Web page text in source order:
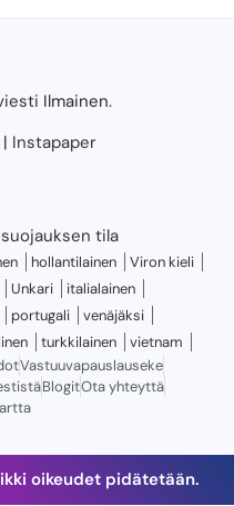
Ilmainen.
| Instapaper
hollantilainen
Viron kieli
Unkari
italialainen
portugali
venäjäksi
turkkilainen
vietnam
Vastuuvapauslauseke
BlogitOta yhteyttä
oikeudet pidätetään.